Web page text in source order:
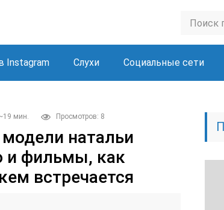
Instagram Слухи Социальные сети
мин. Просмотров: 8
натальи
и фильмы, как
встречается